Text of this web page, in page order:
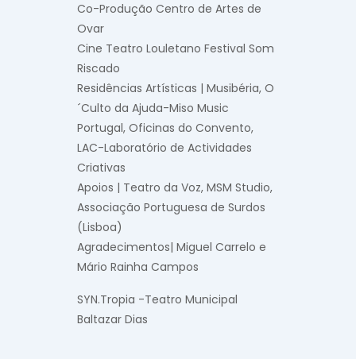
Co-Produção Centro de Artes de
Ovar
Cine Teatro Louletano Festival Som
Riscado
Residências Artísticas | Musibéria, O
´Culto da Ajuda-Miso Music
Portugal, Oficinas do Convento,
LAC-Laboratório de Actividades
Criativas
Apoios | Teatro da Voz, MSM Studio,
Associação Portuguesa de Surdos
(Lisboa)
Agradecimentos| Miguel Carrelo e
Mário Rainha Campos
SYN.Tropia -Teatro Municipal
Baltazar Dias